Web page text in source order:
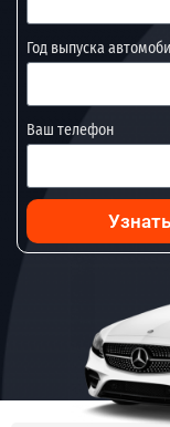
Год выпуска
Ваш телефон